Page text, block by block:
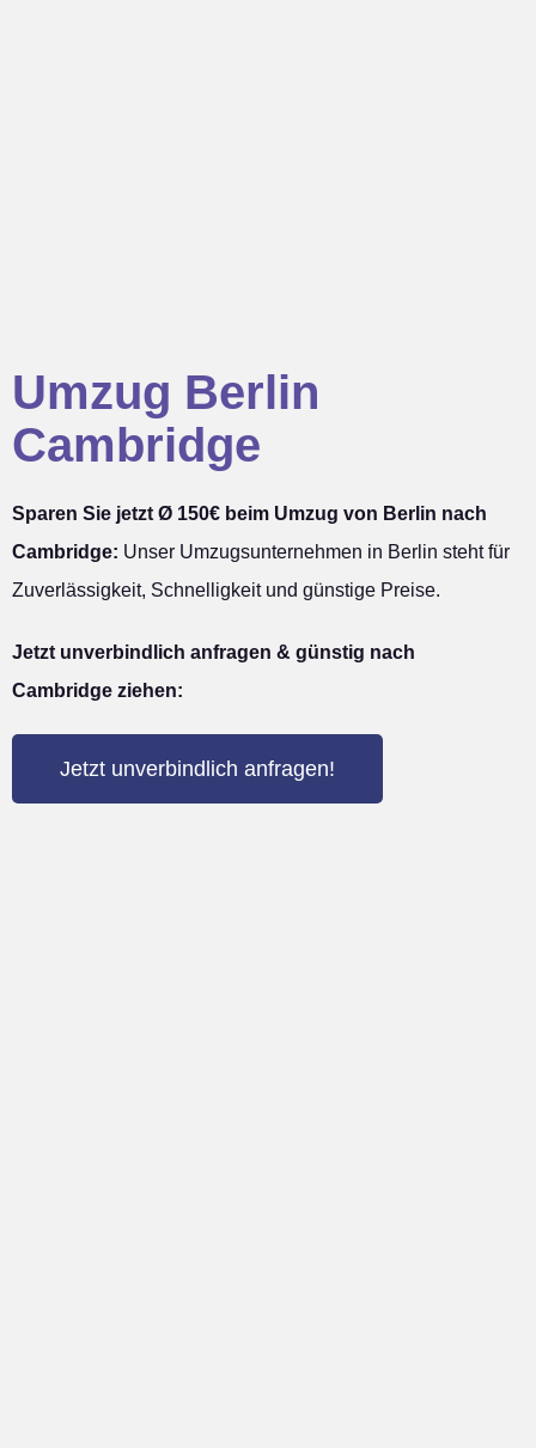
Umzug Berlin
Cambridge
Sparen Sie jetzt Ø 150€ beim Umzug von Berlin nach
Cambridge: Unser Umzugsunternehmen in Berlin steht für
Zuverlässigkeit, Schnelligkeit und günstige Preise.
Jetzt unverbindlich anfragen & günstig nach
Cambridge ziehen:
Jetzt unverbindlich anfragen!